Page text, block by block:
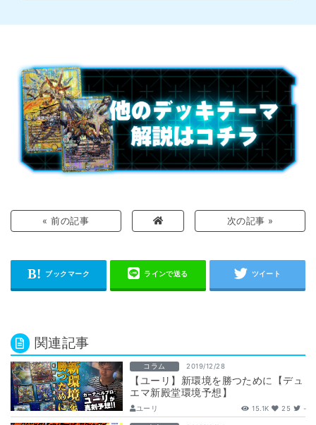
« 前の記事 次の記事 »
関連記事
コラム 2019/12/28
【ユーリ】新環境を勝つために【デュ
エマ新殿堂環境予想】
ユーリ 15.1K 25 -